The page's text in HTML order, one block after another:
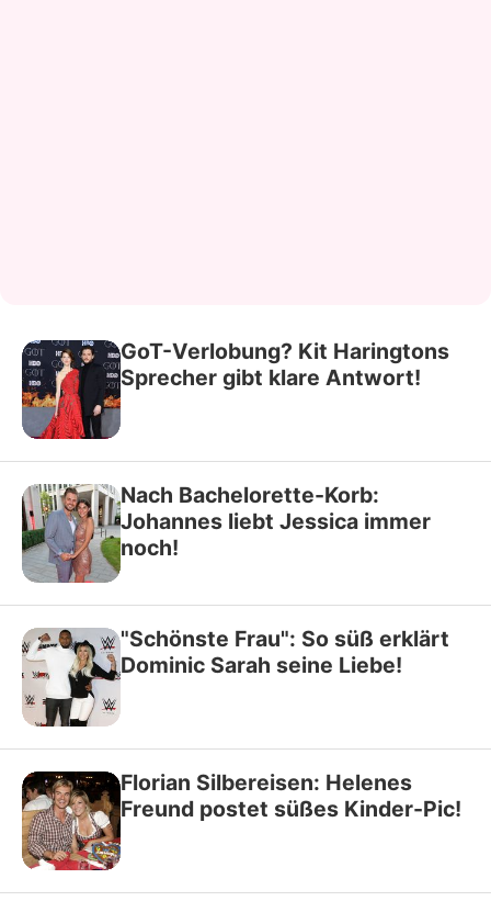
GoT-Verlobung? Kit Haringtons
Sprecher gibt klare Antwort!
Nach Bachelorette-Korb:
Johannes liebt Jessica immer
noch!
"Schönste Frau": So süß erklärt
Dominic Sarah seine Liebe!
Florian Silbereisen: Helenes
Freund postet süßes Kinder-Pic!